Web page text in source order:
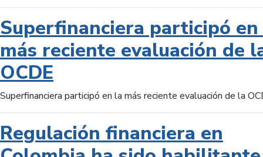
Superfinanciera participó
más reciente evaluación de
OCDE
Superfinanciera participó en la más reciente evaluación de la
Regulación financiera en